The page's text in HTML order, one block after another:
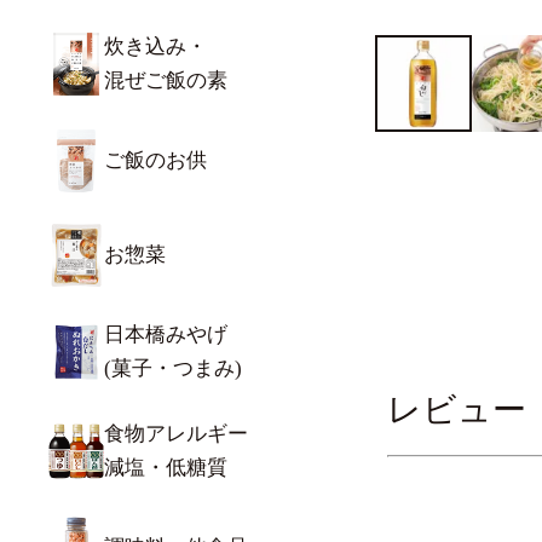
炊き込み・
混ぜご飯の素
ご飯のお供
お惣菜
日本橋みやげ
(菓子・つまみ)
食物アレルギー
減塩・低糖質
レビュー